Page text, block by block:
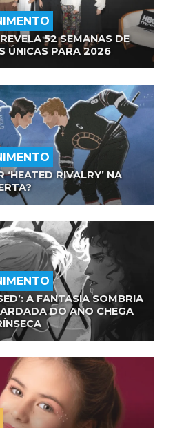
52 SEMANAS DE
ÚNICAS PARA 2026
‘HEATED RIVALRY’ NA
A FANTASIA SOMBRIA
DO ANO CHEGA